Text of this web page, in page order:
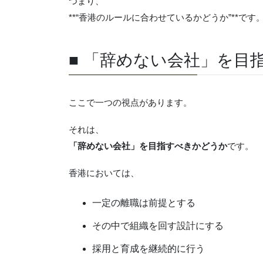
**“香港のルールに合わせているかどうか”**です。
■ 「辞めない会社」を目
ここで一つの視点があります。
それは、
「辞めない会社」を目指すべきかどうかです。
香港においては、
一定の離職は前提とする
その中で組織を回す設計にする
採用と育成を継続的に行う